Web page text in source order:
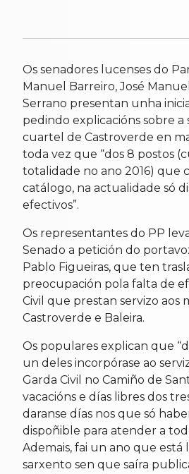
Os senadores lucenses do
Manuel Barreiro, José
Serrano presentan unha
pedindo explicacións sobre a
cuartel de Castroverde en
toda vez que “dos 8 postos
totalidade no ano 2016) que
catálogo, na actualidade só
efectivos”.
Os representantes do PP
Senado a petición do
Pablo Figueiras, que ten
preocupación pola falta de
Civil que prestan servizo aos
Castroverde e Baleira.
Os populares explican que
un deles incorpórase ao
Garda Civil no Camiño de
vacacións e días libres dos
daranse días nos que só
dispoñible para atender a
Ademais, fai un ano que está
sarxento sen que saíra